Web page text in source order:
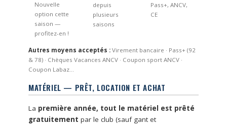
Nouvelle
option cette
saison —
profitez-en !
depuis
plusieurs
saisons
Pass+, ANCV,
CE
Autres moyens acceptés : Virement bancaire · Pass+ (92
& 78) · Chèques Vacances ANCV · Coupon sport ANCV ·
Coupon Labaz…
MATÉRIEL — PRÊT, LOCATION ET ACHAT
La première année, tout le matériel est prêté
gratuitement par le club (sauf gant et